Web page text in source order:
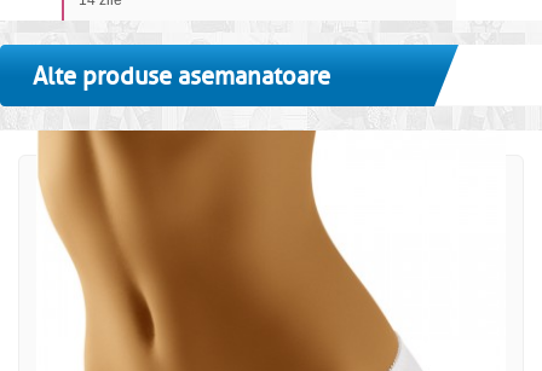
Alte produse asemanatoare